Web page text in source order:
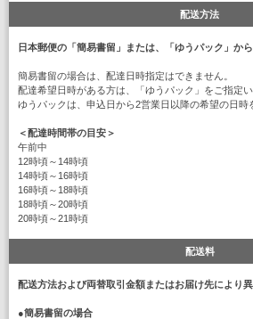
配送方法
日本郵便の「簡易書留」または、「ゆうパック」か
簡易書留の場合は、配達日時指定はできません。
配達希望日時がある方は、「ゆうパック」をご指定い
ゆうパックは、申込日から2営業日以降の希望の日時
＜配達時間帯の目安＞
午前中
12時頃～14時頃
14時頃～16時頃
16時頃～18時頃
18時頃～20時頃
20時頃～21時頃
配送料
配送方法および両替取引金額またはお届け先により異
●簡易書留の場合